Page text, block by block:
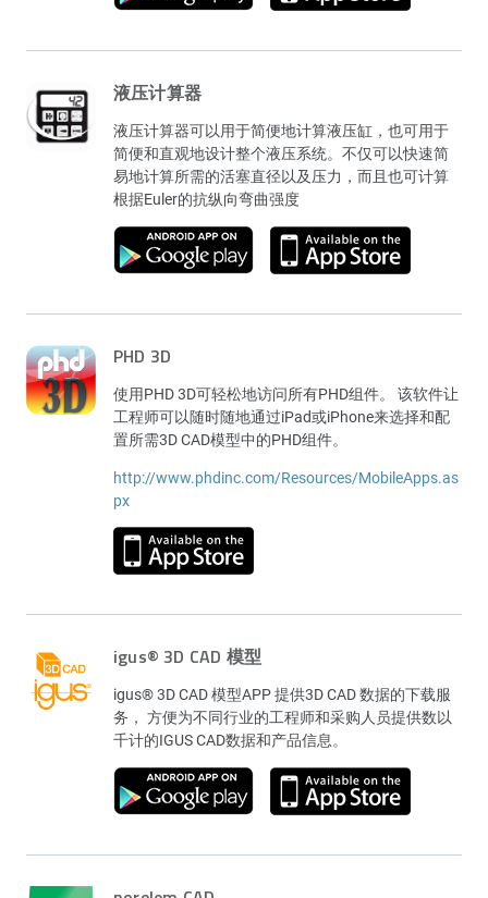
液压计算器
液压计算器可以用于简便地计算液压缸，也可用于
简便和直观地设计整个液压系统。不仅可以快速简
易地计算所需的活塞直径以及压力，而且也可计算
根据Euler的抗纵向弯曲强度
PHD 3D
使用PHD 3D可轻松地访问所有PHD组件。 该软件让
工程师可以随时随地通过iPad或iPhone来选择和配
置所需3D CAD模型中的PHD组件。
http://www.phdinc.com/Resources/MobileApps.as
px
igus® 3D CAD 模型
igus® 3D CAD 模型APP 提供3D CAD 数据的下载服
务， 方便为不同行业的工程师和采购人员提供数以
千计的IGUS CAD数据和产品信息。